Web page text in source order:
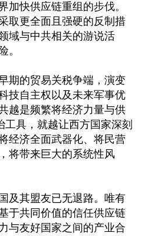
加快供应链重组的步伐。
取更全面且强硬的反制措
域与中共相关的游说活
。
期的贸易关税争端，演变
技自主权以及未来军事优
越是频繁将经济力量与供
工具，就越让西方国家深刻
经济全面武器化、将民营
将带来巨大的系统性风
及其盟友已无退路。唯有
于共同价值的信任供应链
与友好国家之间的产业合